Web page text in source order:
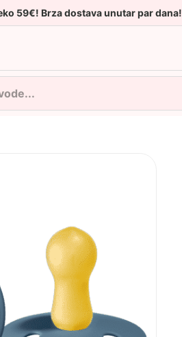
59€! Brza dostava unutar par dana!